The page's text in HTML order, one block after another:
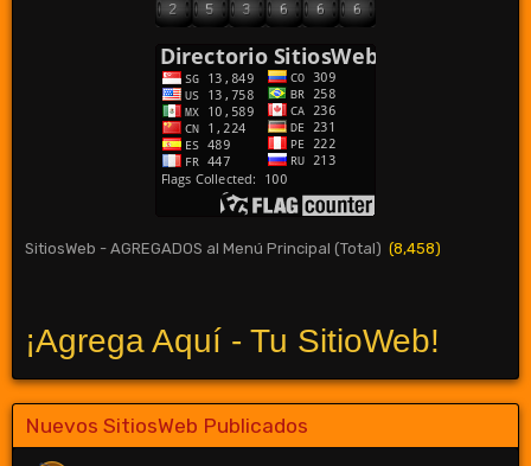
SitiosWeb - AGREGADOS al Menú Principal (Total) (8,458)
¡Agrega Aquí - Tu SitioWeb!
Nuevos SitiosWeb Publicados